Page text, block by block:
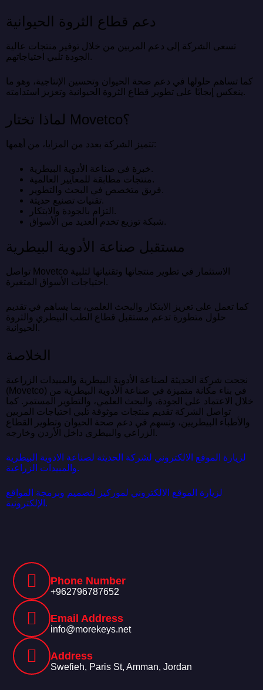
دعم قطاع الثروة الحيوانية
تسعى الشركة إلى دعم المربين من خلال توفير منتجات عالية
الجودة تلبي احتياجاتهم.
كما تساهم حلولها في دعم صحة الحيوان وتحسين الإنتاجية، وهو ما
ينعكس إيجابًا على تطوير قطاع الثروة الحيوانية وتعزيز استدامته.
لماذا تختار Movetco؟
تتميز الشركة بعدد من المزايا، من أهمها:
خبرة في صناعة الأدوية البيطرية.
منتجات مطابقة للمعايير العالمية.
فريق متخصص في البحث والتطوير.
تقنيات تصنيع حديثة.
التزام بالجودة والابتكار.
شبكة توزيع تخدم العديد من الأسواق.
مستقبل صناعة الأدوية البيطرية
تواصل Movetco الاستثمار في تطوير منتجاتها وتقنياتها لتلبية
احتياجات الأسواق المتغيرة.
كما تعمل على تعزيز الابتكار والبحث العلمي، بما يساهم في تقديم
حلول متطورة تدعم مستقبل قطاع الطب البيطري والثروة
الحيوانية.
الخلاصة
نجحت شركة الحديثة لصناعة الأدوية البيطرية والمبيدات الزراعية
(Movetco) في بناء مكانة متميزة في صناعة الأدوية البيطرية من
خلال الاعتماد على الجودة، والبحث العلمي، والتطوير المستمر. كما
تواصل الشركة تقديم منتجات موثوقة تلبي احتياجات المربين
والأطباء البيطريين، وتسهم في دعم صحة الحيوان وتطوير القطاع
الزراعي والبيطري داخل الأردن وخارجه.
لزيارة الموقع الالكتروني لشركة الحديثة لصناعة الادوية البيطرية
والمبيدات الزراعية.
لزيارة الموقع الالكتروني لموركيز لتصميم وبرمجة المواقع
الإلكترونية.
Phone Number
+962796787652
Email Address
info@morekeys.net
Address
Swefieh, Paris St, Amman, Jordan